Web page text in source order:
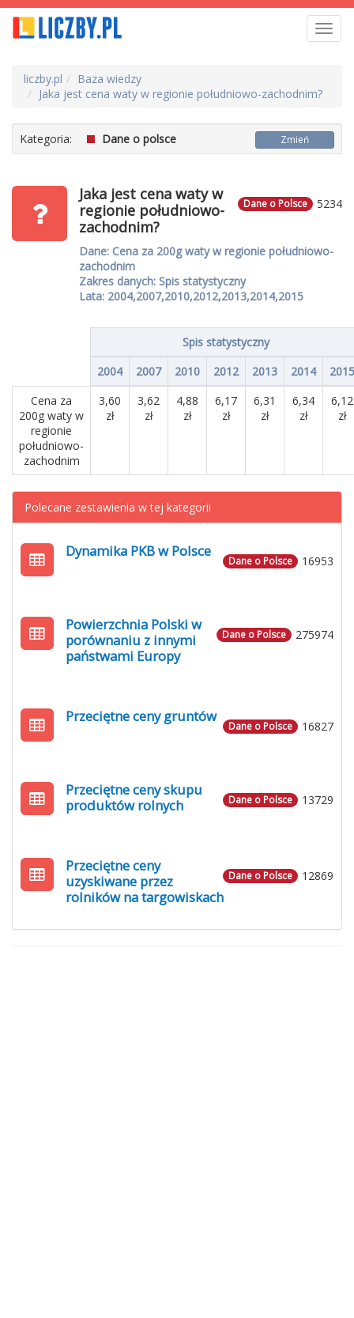
liczby.pl
Baza wiedzy
Jaka jest cena waty w regionie południowo-zachodnim?
Kategoria: Dane o polsce Zmień
5234
Dane o Polsce
Jaka jest cena waty w
regionie południowo-
zachodnim?
Dane: Cena za 200g waty w regionie południowo-
zachodnim
Zakres danych: Spis statystyczny
Lata: 2004,2007,2010,2012,2013,2014,2015
Spis statystyczny
2004
2007 2010 2012 2013 2014
2015
Cena za
200g waty w
regionie
południowo-
zachodnim
3,60
zł
3,62
zł
4,88
zł
6,17
zł
6,31
zł
6,34
zł
6,12
zł
Polecane zestawienia w tej kategorii
16953
Dane o Polsce
Dynamika PKB w Polsce
275974
Dane o Polsce
Powierzchnia Polski w
porównaniu z innymi
państwami Europy
16827
Dane o Polsce
Przeciętne ceny gruntów
13729
Dane o Polsce
Przeciętne ceny skupu
produktów rolnych
12869
Dane o Polsce
Przeciętne ceny
uzyskiwane przez
rolników na targowiskach